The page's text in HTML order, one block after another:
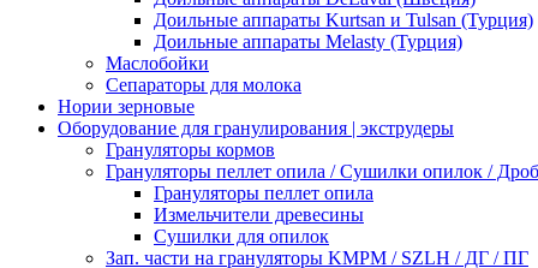
Доильные аппараты Kurtsan и Tulsan (Турция)
Доильные аппараты Melasty (Турция)
Маслобойки
Сепараторы для молока
Нории зерновые
Оборудование для гранулирования | экструдеры
Грануляторы кормов
Грануляторы пеллет опила / Сушилки опилок /
Грануляторы пеллет опила
Измельчители древесины
Сушилки для опилок
Зап. части на грануляторы KMPM / SZLH / ДГ / ПГ